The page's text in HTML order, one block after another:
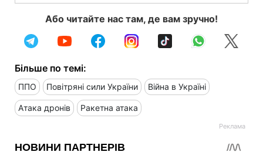
Або читайте нас там, де вам зручно!
Більше по темі:
ППО Повітряні сили України Війна в Україні
Атака дронів Ракетна атака